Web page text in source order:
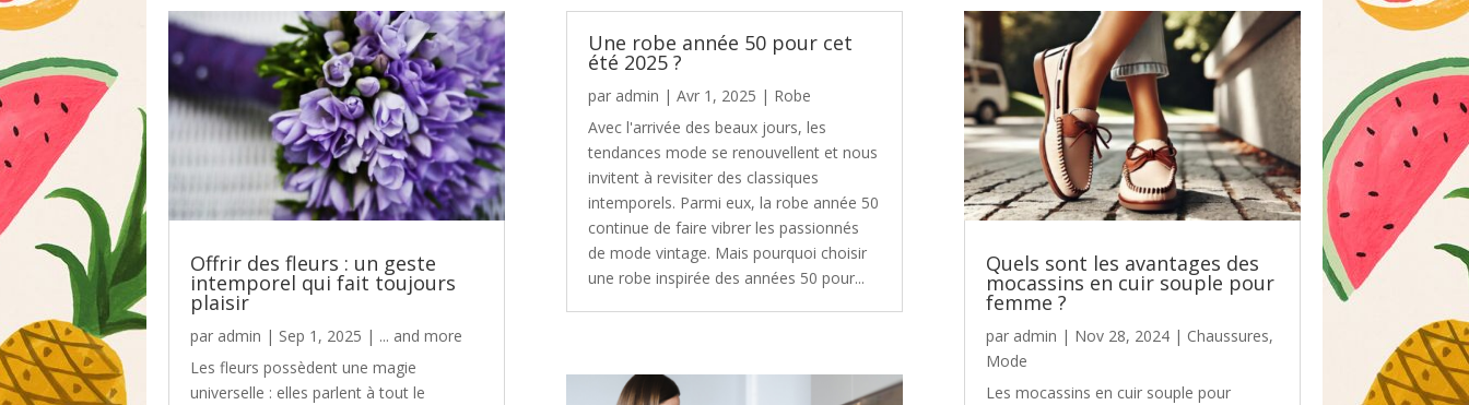
Offrir des fleurs : un geste
intemporel qui fait toujours
plaisir
par admin | Sep 1, 2025 | ... and more
Les fleurs possèdent une magie
universelle : elles parlent à tout le
Une robe année 50 pour cet
été 2025 ?
par admin |Avr 1, 2025 | Robe
Avec l'arrivée des beaux jours, les
tendances mode se renouvellent et nous
invitent à revisiter des classiques
intemporels. Parmi eux, la robe année 50
continue de faire vibrer les passionnés
de mode vintage. Mais pourquoi choisir
une robe inspirée des années 50 pour...
Quels sont les avantages des
mocassins en cuir souple pour
femme ?
par admin | Nov 28, 2024 | Chaussures,
Mode
Les mocassins en cuir souple pour